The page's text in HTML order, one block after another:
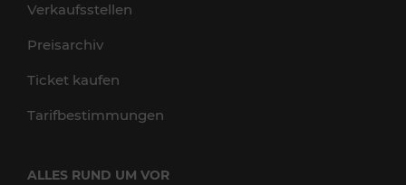
Verkaufsstellen
Preisarchiv
Ticket kaufen
Tarifbestimmungen
ALLES RUND UM VOR